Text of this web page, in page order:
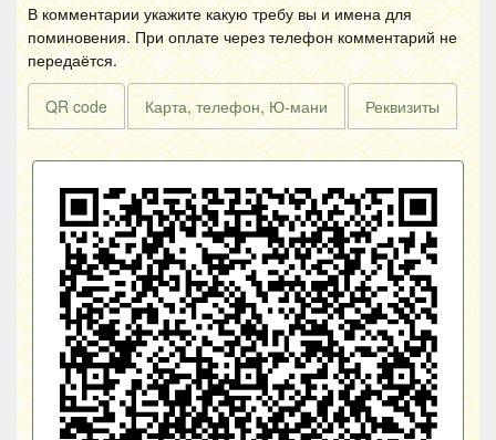
В комментарии укажите какую требу вы и имена для
поминовения. При оплате через телефон комментарий не
передаётся.
QR code Карта, телефон, Ю-мани Реквизиты